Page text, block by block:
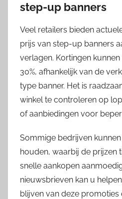
step-up banners
Veel retailers bieden
prijs van step-up banners
verlagen. Kortingen
30%, afhankelijk van de
type banner. Het is
winkel te controleren op
of aanbiedingen voor
Sommige bedrijven
houden, waarbij de prijzen
snelle aankopen
nieuwsbrieven kan u
blijven van deze